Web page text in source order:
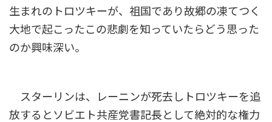
生まれのトロツキーが、祖国であり故郷の凍てつく
大地で起こったこの悲劇を知っていたらどう思った
のか興味深い。
スターリンは、レーニンが死去しトロツキーを追
放するとソビエト共産党書記長として絶対的な権力